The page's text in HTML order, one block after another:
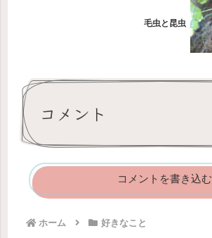
毛虫と昆虫
コメント
コメントを書き込む
ホーム 好きなこと